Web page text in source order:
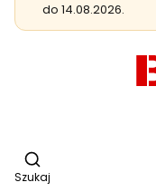
do 14.08.2026.
Otwórz wyszukiwarkę
Szukaj